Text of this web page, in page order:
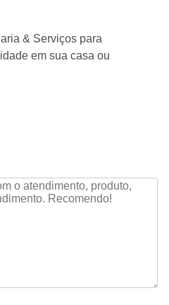
& Serviços para
em sua casa ou